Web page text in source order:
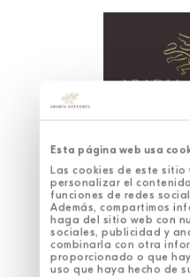
Esta página web usa
Las cookies de este sitio
personalizar el
funciones de redes
Además, compartimos
haga del sitio web con
sociales, publicidad y
combinarla con otra
proporcionado o que
uso que haya hecho de